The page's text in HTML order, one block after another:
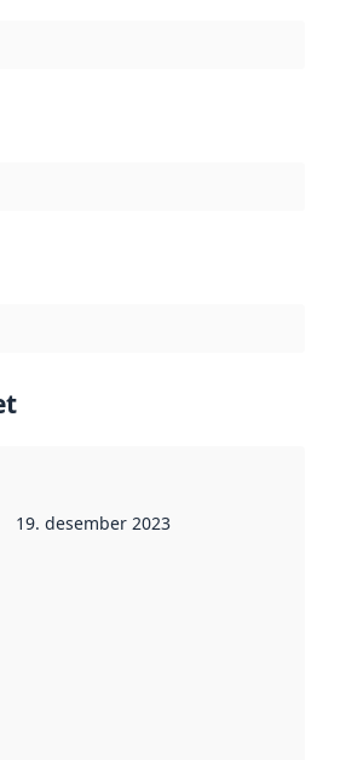
19. desember 2023